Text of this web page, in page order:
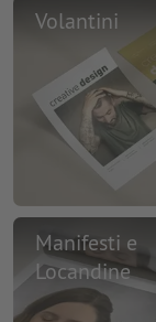
Volantini
Manifesti e
Locandine